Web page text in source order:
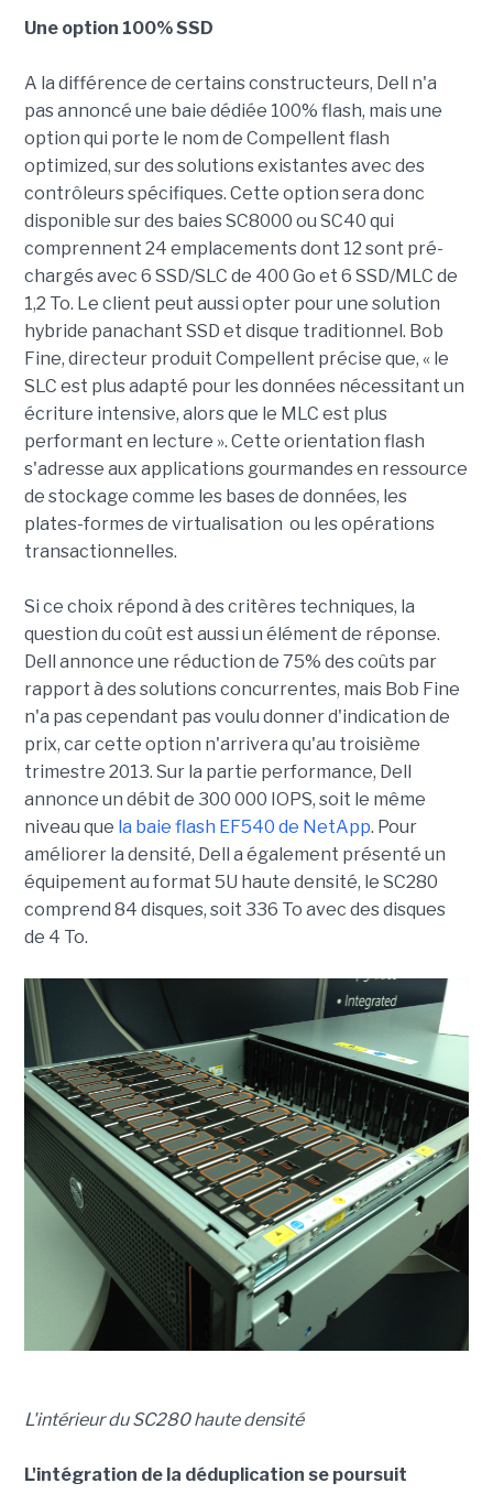
Une option 100% SSD
A la différence de certains constructeurs, Dell n'a
pas annoncé une baie dédiée 100% flash, mais une
option qui porte le nom de Compellent flash
optimized, sur des solutions existantes avec des
contrôleurs spécifiques. Cette option sera donc
disponible sur des baies SC8000 ou SC40 qui
comprennent 24 emplacements dont 12 sont pré-
chargés avec 6 SSD/SLC de 400 Go et 6 SSD/MLC de
1,2 To. Le client peut aussi opter pour une solution
hybride panachant SSD et disque traditionnel. Bob
Fine, directeur produit Compellent précise que, « le
SLC est plus adapté pour les données nécessitant un
écriture intensive, alors que le MLC est plus
performant en lecture ». Cette orientation flash
s'adresse aux applications gourmandes en ressource
de stockage comme les bases de données, les
plates-formes de virtualisation ou les opérations
transactionnelles.
Si ce choix répond à des critères techniques, la
question du coût est aussi un élément de réponse.
Dell annonce une réduction de 75% des coûts par
rapport à des solutions concurrentes, mais Bob Fine
n'a pas cependant pas voulu donner d'indication de
prix, car cette option n'arrivera qu'au troisième
trimestre 2013. Sur la partie performance, Dell
annonce un débit de 300 000 IOPS, soit le même
niveau que la baie flash EF540 de NetApp. Pour
améliorer la densité, Dell a également présenté un
équipement au format 5U haute densité, le SC280
comprend 84 disques, soit 336 To avec des disques
de 4 To.
L'intérieur du SC280 haute densité
L'intégration de la déduplication se poursuit